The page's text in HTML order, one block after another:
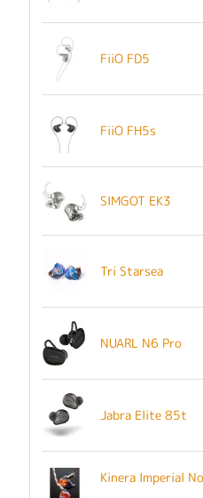
FiiO FD5
FiiO FH5s
SIMGOT EK3
Tri Starsea
NUARL N6 Pro
Jabra Elite 85t
Kinera Imperial